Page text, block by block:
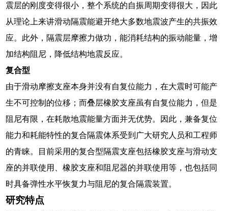
震层的刚度变得很小，整个系统的自振周期变得很大，因此
从理论上来讲滑动隔震能避开绝大多数地震波产生的共振效
应。此外，隔震层摩擦力做功，能消耗结构的振动能量，增
加结构阻尼，降低结构地震反应。
复合型
由于滑动摩擦支座本身并没有自复位能力，在大震时可能产
生不可控制的位移；而叠层橡胶支座虽有自复位能力，但是
阻尼有限，在耗散地震能量方面并无优势。因此，兼备复位
能力和耗能特性的复合隔震体系受到广大研究人员和工程师
的青睐。目前采用的复合型隔震支座包括橡胶支座与滑动支
座的并联使用、橡胶支座和阻尼器的并联使用等，也包括同
时具备弹性水平恢复力与阻尼的复合隔震装置。
研究特点